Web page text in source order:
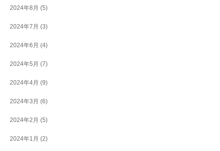
2024年8月 (5)
2024年7月 (3)
2024年6月 (4)
2024年5月 (7)
2024年4月 (9)
2024年3月 (6)
2024年2月 (5)
2024年1月 (2)